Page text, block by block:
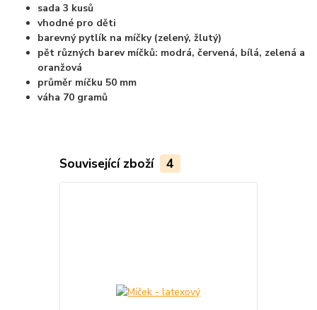
sada 3 kusů
vhodné pro děti
barevný pytlík na míčky (zelený, žlutý)
pět různých barev míčků: modrá, červená, bílá, zelená a
oranžová
průměr míčku 50 mm
váha 70 gramů
Související zboží 4